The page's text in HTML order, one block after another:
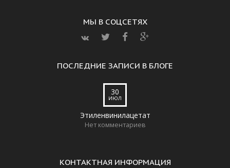
МЫ В СОЦСЕТЯХ
ПОСЛЕДНИЕ ЗАПИСИ В БЛОГЕ
30
ИЮЛ
Этиленвинилацетат
Нет комментариев
КОНТАКТНАЯ ИНФОРМАЦИЯ